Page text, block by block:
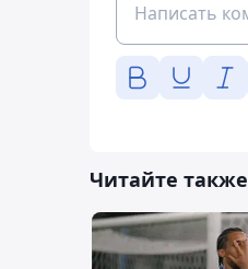
Читайте также